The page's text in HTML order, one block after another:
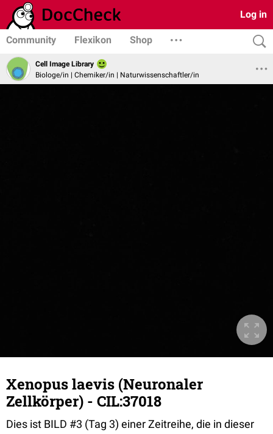
Log in
Community Flexikon Shop
Cell Image Library
Biologe/in | Chemiker/in | Naturwissenschaftler/in
Xenopus laevis (Neuronaler
Zellkörper) - CIL:37018
Dies ist BILD #3 (Tag 3) einer Zeitreihe, die in dieser